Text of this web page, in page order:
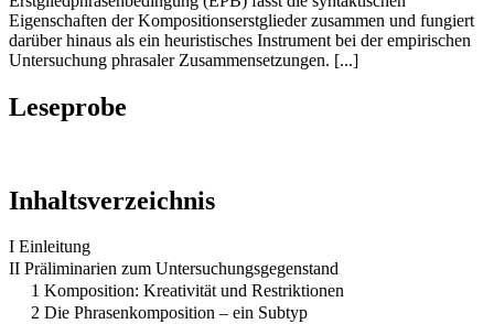
Eigenschaften der Kompositionserstglieder zusammen und fungiert
darüber hinaus als ein heuristisches Instrument bei der empirischen
Untersuchung phrasaler Zusammensetzungen. [...]
Leseprobe
Inhaltsverzeichnis
I Einleitung
II Präliminarien zum Untersuchungsgegenstand
1 Komposition: Kreativität und Restriktionen
2 Die Phrasenkomposition – ein Subtyp